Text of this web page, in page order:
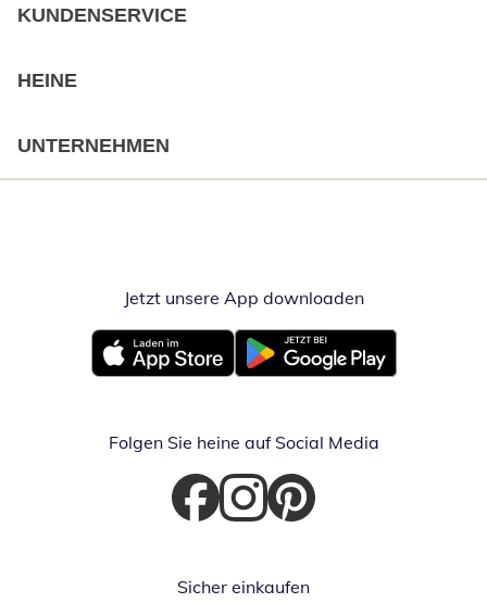
KUNDENSERVICE
HEINE
UNTERNEHMEN
Jetzt unsere App downloadenÖffnet in
Öffnet in neuem FensterÖffnet in neuem Fenster
Folgen Sie heine auf Social Media
Öffnet in neuem Fenster
Öffnet in neuem Fenster
Öffnet in neuem Fenster
Sicher einkaufen